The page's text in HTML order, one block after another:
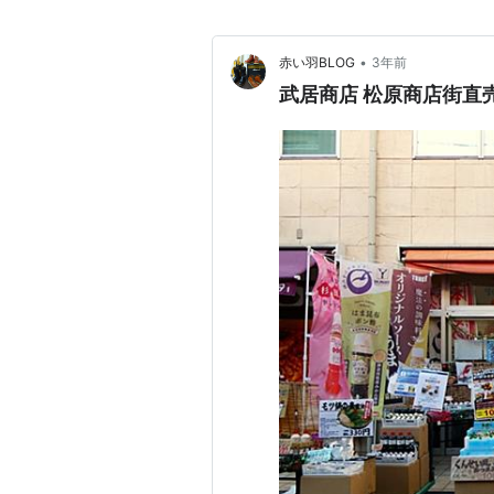
赤い羽BLOG • 3年前
武居商店 松原商店街直